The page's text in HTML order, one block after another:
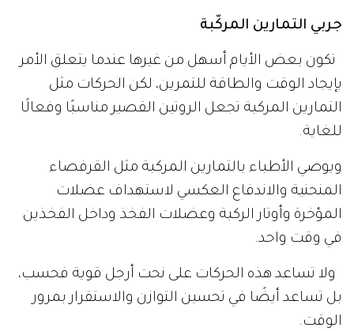
جربي التمارين المركّبة
تكون بعض الأيام أسهل من غيرها عندما يتعلق الأمر
بإيجاد الوقت والطاقة للتمرين، لكن الحركات مثل
التمارين المركبة تجعل الروتين القصير مناسبًا وفعالًا
للغاية.
ويوصي الأطباء بالتمارين المركبة مثل القرفصاء
المنحنية والاندفاع العكسي لاستهداف عضلات
المؤخرة وأوتار الركبة وعضلات الفخذ وداخل الفخذين
في وقت واحد.
ولا تساعد هذه الحركات على نحت أرجل قوية فحسب،
بل تساعد أيضًا في تحسين التوازن والاستقرار بمرور
الوقت.